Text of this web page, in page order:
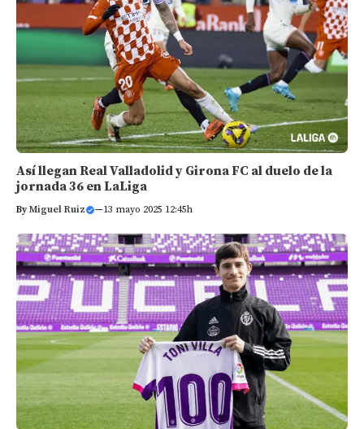
Así llegan Real Valladolid y Girona FC al duelo de la
jornada 36 en LaLiga
ByMiguel Ruiz —13 mayo 2025 12:45h